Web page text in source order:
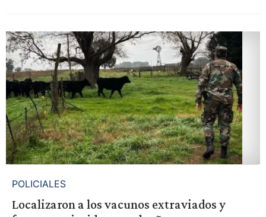
POLICIALES
Localizaron a los vacunos extraviados y